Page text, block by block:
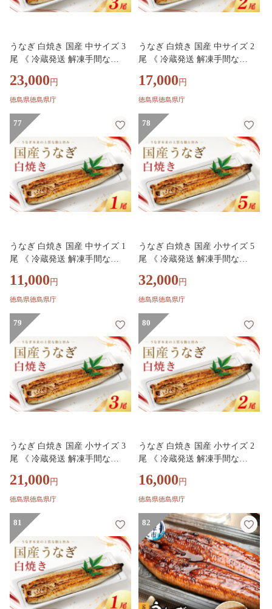
うなぎ 白焼き 国産 中サイズ 3
尾 《 冷蔵発送 解凍手間な
ぎ 国産鰻 うなぎ白焼き 冷蔵 土
用 丑の日 父の日 小分け 徳島
ク・お盆・年末年始 の指定日は
不可】
23,000 円
徳島県徳島県庁
うなぎ 白焼き 国産 中サイズ 2
尾 《 冷蔵発送 解凍手間な
ぎ 国産鰻 うなぎ白焼き 冷蔵 土
用 丑の日 父の日 小分け 徳島
ク・お盆・年末年始 の指定日は
不可】
17,000 円
徳島県徳島県庁
77
うなぎ 白焼き 国産 中サイズ 1
尾 《 冷蔵発送 解凍手間な
ぎ 国産鰻 うなぎ白焼き 冷蔵 土
用 丑の日 父の日 小分け 徳島
ク・お盆・年末年始 の指定日は
不可】
11,000 円
徳島県徳島県庁
78
うなぎ 白焼き 国産 小サイズ 5
尾 《 冷蔵発送 解凍手間な
ぎ 国産鰻 うなぎ白焼き 冷蔵 土
用 丑の日 父の日 小分け 徳島
ク・お盆・年末年始 の指定日は
不可】
32,000 円
徳島県徳島県庁
79
うなぎ 白焼き 国産 小サイズ 3
尾 《 冷蔵発送 解凍手間な
ぎ 国産鰻 うなぎ白焼き 冷蔵 土
用 丑の日 父の日 小分け 徳島
ク・お盆・年末年始 の指定日は
不可】
21,000 円
徳島県徳島県庁
80
うなぎ 白焼き 国産 小サイズ 2
尾 《 冷蔵発送 解凍手間な
ぎ 国産鰻 うなぎ白焼き 冷蔵 土
用 丑の日 父の日 小分け 徳島
ク・お盆・年末年始 の指定日は
不可】
16,000 円
徳島県徳島県庁
81 82